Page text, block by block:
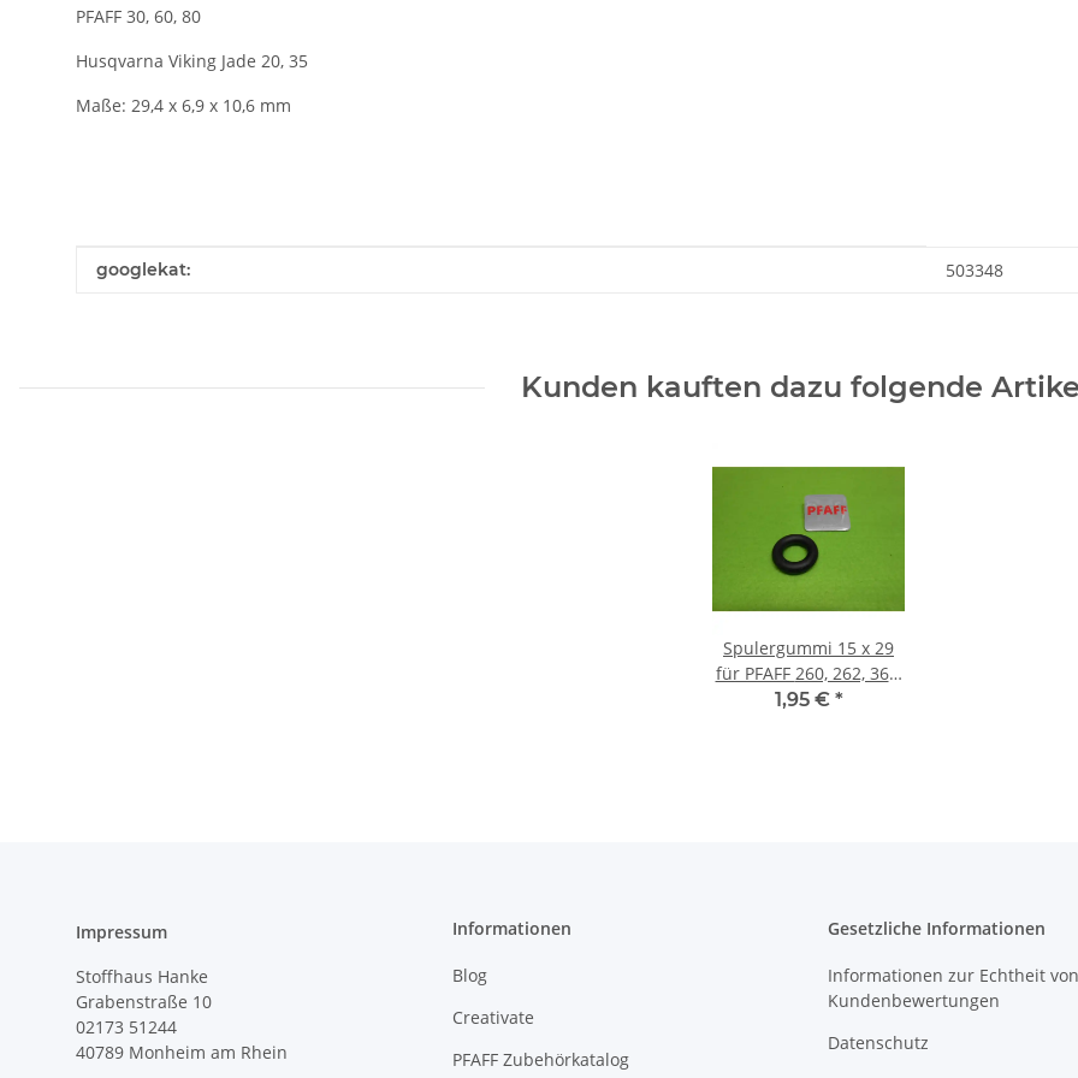
PFAFF 30, 60, 80
Husqvarna Viking Jade 20, 35
Maße: 29,4 x 6,9 x 10,6 mm
Produkteigenschaft
Wert
googlekat: 503348
Kunden kauften dazu folgende
Spulergummi 15 x 29
für PFAFF 260, 262, 360,
362 etc.
1,95 € *
Impressum
Stoffhaus Hanke
Grabenstraße 10
02173 51244
40789 Monheim am Rhein
Informationen
Blog
Creativate
PFAFF Zubehörkatalog
Gesetzliche Informationen
Informationen zur Echtheit von
Kundenbewertungen
Datenschutz